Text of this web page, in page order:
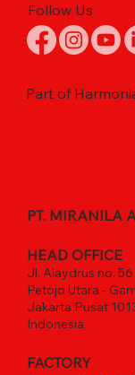
Follow Us
Part of
PT. MIRANILA
HEAD OFFICE
Jl. Alaydrus no.
Petojo Utara -
Jakarta Pusat
Indonesia
FACTORY